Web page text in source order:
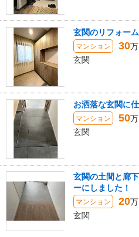
玄関のリフォーム
マンション 30
玄関
お洒落な玄関に
マンション 50
玄関
玄関の土間と廊
ーにしました！
マンション 20
玄関